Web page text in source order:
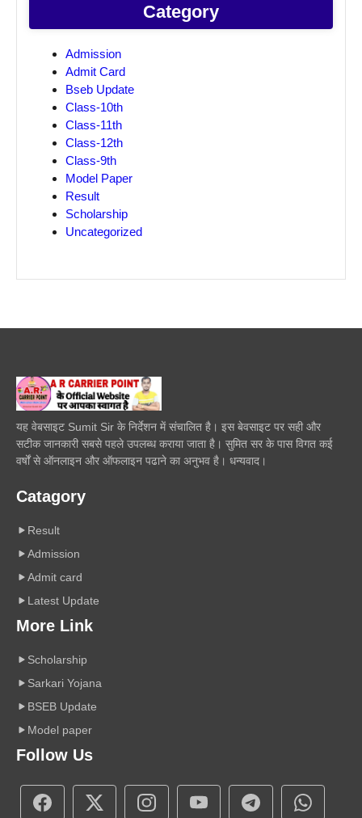
Category
Admission
Admit Card
Bseb Update
Class-10th
Class-11th
Class-12th
Class-9th
Model Paper
Result
Scholarship
Uncategorized
यह वेबसाइट Sumit Sir के निर्देशन में संचालित है। इस बेवसाइट पर सही और
सटीक जानकारी सबसे पहले उपलब्ध कराया जाता है। सुमित सर के पास विगत कई
वर्षों से ऑनलाइन और ऑफलाइन पढाने का अनुभव है। धन्यवाद।
Catagory
Result
Admission
Admit card
Latest Update
More Link
Scholarship
Sarkari Yojana
BSEB Update
Model paper
Follow Us